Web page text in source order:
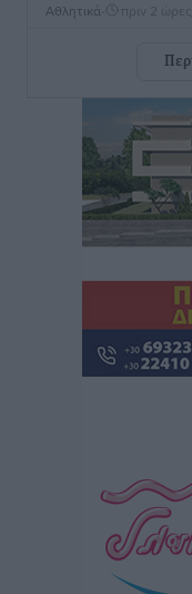
Αθλητικά πριν 2 ώρες
Νέες ταυτότητες:
και ποιοι όχι
πριν 2 ώρες
Στον Ιπποκράτη
Αθλητικά• πριν 2 ώρες
Οικονομική
Αθλητικά• πριν 2 ώρες
συμβόλαιο
ΚΑΕ Κολοσσός:
πριν 2 ώρες